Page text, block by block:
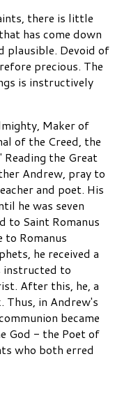
there is little
has come down
plausible. Devoid of
precious. The
is instructively
Maker of
of the Creed, the
the Great
Andrew, pray to
and poet. His
he was seven
to Saint Romanus
Romanus
he received a
instructed to
After this, he, a
Thus, in Andrew's
became
God - the Poet of
who both erred